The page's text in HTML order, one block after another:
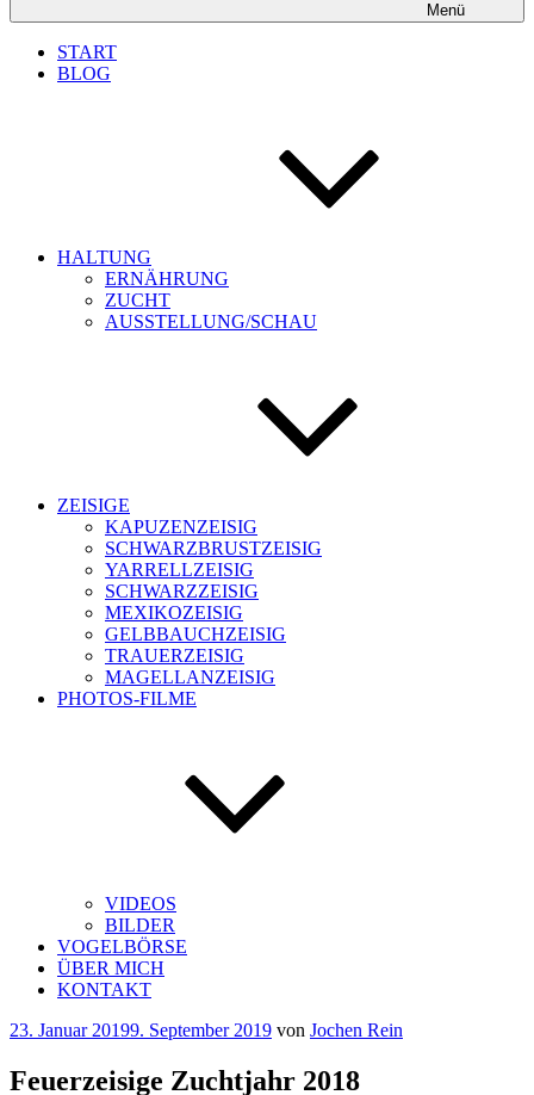
Menü
START
BLOG
HALTUNG
ERNÄHRUNG
ZUCHT
AUSSTELLUNG/SCHAU
ZEISIGE
KAPUZENZEISIG
SCHWARZBRUSTZEISIG
YARRELLZEISIG
SCHWARZZEISIG
MEXIKOZEISIG
GELBBAUCHZEISIG
TRAUERZEISIG
MAGELLANZEISIG
PHOTOS-FILME
VIDEOS
BILDER
VOGELBÖRSE
ÜBER MICH
KONTAKT
Veröffentlicht
23. Januar 20199. September 2019 von Jochen Rein
Feuerzeisige Zuchtjahr 2018